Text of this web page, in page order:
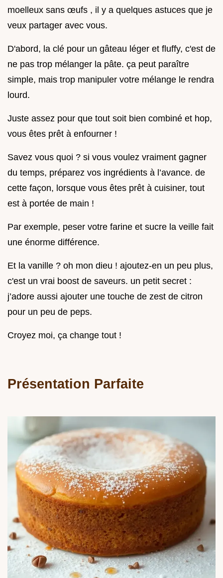
moelleux sans œufs , il y a quelques astuces que je
veux partager avec vous.
D'abord, la clé pour un gâteau léger et fluffy, c'est de
ne pas trop mélanger la pâte. ça peut paraître
simple, mais trop manipuler votre mélange le rendra
lourd.
Juste assez pour que tout soit bien combiné et hop,
vous êtes prêt à enfourner !
Savez vous quoi ? si vous voulez vraiment gagner
du temps, préparez vos ingrédients à l’avance. de
cette façon, lorsque vous êtes prêt à cuisiner, tout
est à portée de main !
Par exemple, peser votre farine et sucre la veille fait
une énorme différence.
Et la vanille ? oh mon dieu ! ajoutez-en un peu plus,
c'est un vrai boost de saveurs. un petit secret :
j’adore aussi ajouter une touche de zest de citron
pour un peu de peps.
Croyez moi, ça change tout !
Présentation Parfaite